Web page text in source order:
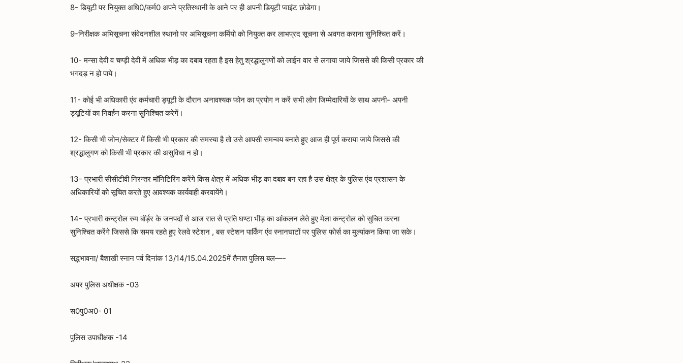
8- डियूटी पर नियुक्त अधि0/कर्म0 अपने प्रतिस्थानी के आने पर ही अपनी डियूटी प्वाइंट छोडेगा।
9-निरीक्षक अभिसूचना संवेदनशील स्थानो पर अभिसूचना कर्मियो को नियुक्त कर लाभप्रद सूचना से अवगत कराना सुनिश्चित करें।
10- मन्सा देवी व चण्ड़ी देवी में अधिक भीड़ का दबाव रहता है इस हेतु श्रद्धालुगणों को लाईन वार से लगाया जाये जिससे की किसी प्रकार की
भगदड़ न हो पाये।
11- कोई भी अधिकारी एंव कर्मचारी ड्यूटी के दौरान अनावश्यक फोन का प्रयोग न करें सभी लोग जिम्मेदारियों के साथ अपनी- अपनी
ड्यूटियों का निवर्हन करना सुनिश्चित करेगें।
12- किसी भी जोन/सेक्टर में किसी भी प्रकार की समस्या है तो उसे आपसी समन्वय बनाते हुए आज ही पूर्ण कराया जाये जिससे की
श्रद्धालुगण को किसी भी प्रकार की असुविधा न हो।
13- प्रभारी सीसीटीवी निरन्तर मॉनिटिरिंग करेंगे किस क्षेत्र में अधिक भीड़ का दबाव बन रहा है उस क्षेत्र के पुलिस एंव प्रशासन के
अधिकारियों को सूचित करते हुए आवश्यक कार्यवाही करवायेंगे।
14- प्रभारी कन्ट्रोल रुम बॉर्ड़र के जनपदों से आज रात से प्रति घण्टा भीड़ का आंकलन लेते हुए मेला कन्ट्रोल को सुचित करना
सुनिश्चित करेंगे जिससे कि समय रहते हुए रेलवे स्टेशन , बस स्टेशन पार्किंग एंव स्नानघाटों पर पुलिस फोर्स का मुल्यांकन किया जा सके।
सद्भभावना/ बैशाखी स्नान पर्व दिनांक 13/14/15.04.2025में तैनात पुलिस बल—-
अपर पुलिस अधीक्षक -03
स0पु0अ0- 01
पुलिस उपाधीक्षक -14